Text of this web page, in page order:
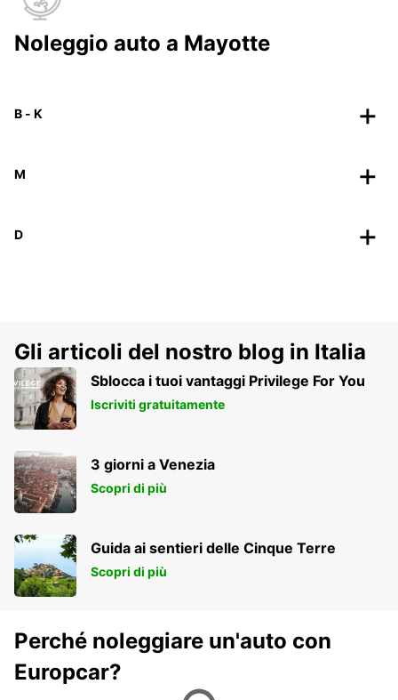
Noleggio auto a Mayotte
B - K
M
D
Gli articoli del nostro blog in Italia
Sblocca i tuoi vantaggi Privilege For You
Iscriviti gratuitamente
3 giorni a Venezia
Scopri di più
Guida ai sentieri delle Cinque Terre
Scopri di più
Perché noleggiare un'auto con
Europcar?